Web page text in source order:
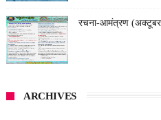
रचना-आमंत्रण
ARCHIVES